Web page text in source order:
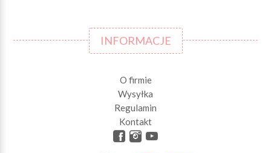
INFORMACJE
O firmie
Wysyłka
Regulamin
Kontakt